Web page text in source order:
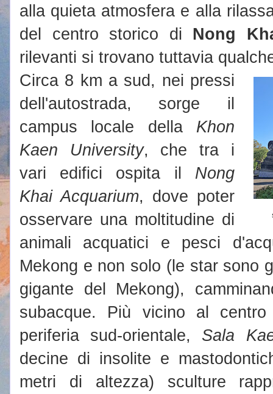
alla quieta atmosfera e alla
del centro storico di Nong
rilevanti si trovano tuttavia
Circa 8 km a sud, nei pressi
dell'autostrada, sorge il
campus locale della Khon
Kaen University, che tra i
vari edifici ospita il Nong
Khai Acquarium, dove poter
osservare una moltitudine di
animali acquatici e pesci
Mekong e non solo (le star sono
gigante del Mekong),
subacque. Più vicino al
periferia sud-orientale, Sala
decine di insolite e
metri di altezza) sculture